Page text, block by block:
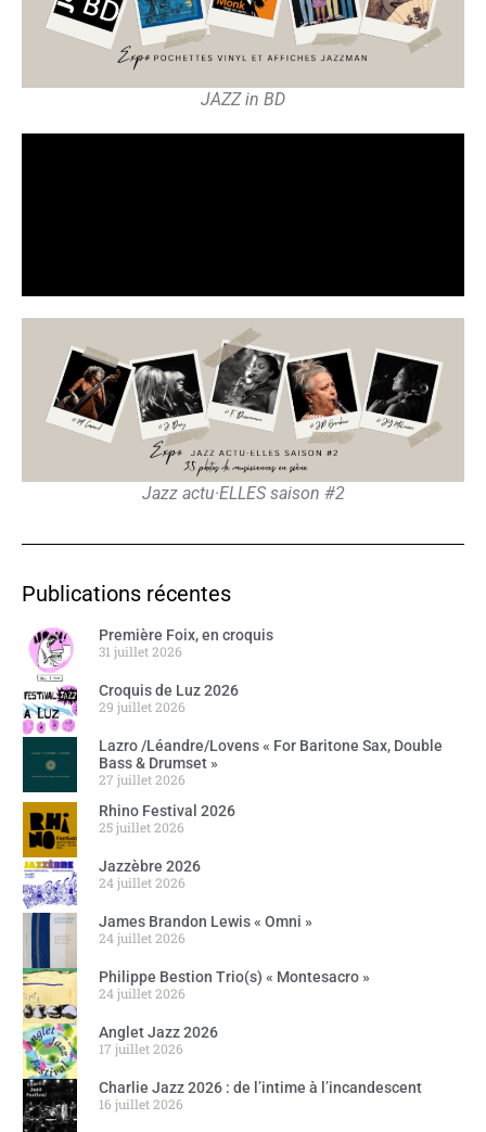
JAZZ in BD
Jazz actu·ELLES saison #2
Publications récentes
Première Foix, en croquis
31 juillet 2026
Croquis de Luz 2026
29 juillet 2026
Lazro /Léandre/Lovens « For Baritone Sax, Double
Bass & Drumset »
27 juillet 2026
Rhino Festival 2026
25 juillet 2026
Jazzèbre 2026
24 juillet 2026
James Brandon Lewis « Omni »
24 juillet 2026
Philippe Bestion Trio(s) « Montesacro »
24 juillet 2026
Anglet Jazz 2026
17 juillet 2026
Charlie Jazz 2026 : de l’intime à l’incandescent
16 juillet 2026